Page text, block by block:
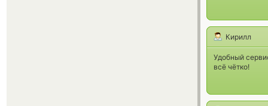
Кирилл
Удобный
всё чётко!